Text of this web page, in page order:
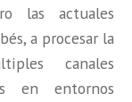
las actuales
a procesar la
canales
en entornos